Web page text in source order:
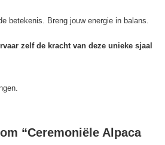
betekenis. Breng jouw energie in balans.
zelf de kracht van deze unieke sjaal
“Ceremoniële Alpaca